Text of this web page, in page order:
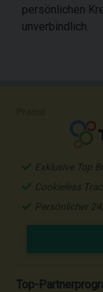
persönlichen
unverbindlich.
Exklusive Top
Cookieless
Persönlicher
Top-